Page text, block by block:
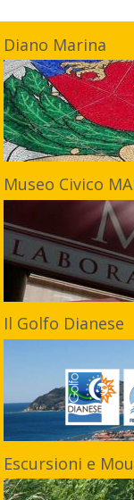
Diano Marina
Museo Civico
Il Golfo Dianese
Escursioni e